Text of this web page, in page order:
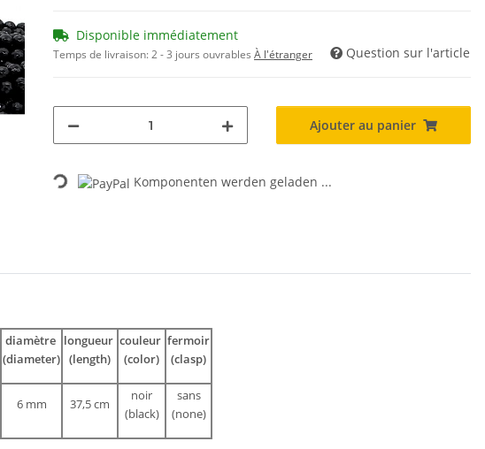
Disponible immédiatement
Temps de livraison:2 - 3 jours ouvrables À l'étranger Question sur l'article
Ajouter au panier
Loading... Komponenten werden geladen ...
diamètre
(diameter)
longueur
(length)
couleur
(color)
fermoir
(clasp)
6 mm 37,5 cm
noir
(black)
sans
(none)